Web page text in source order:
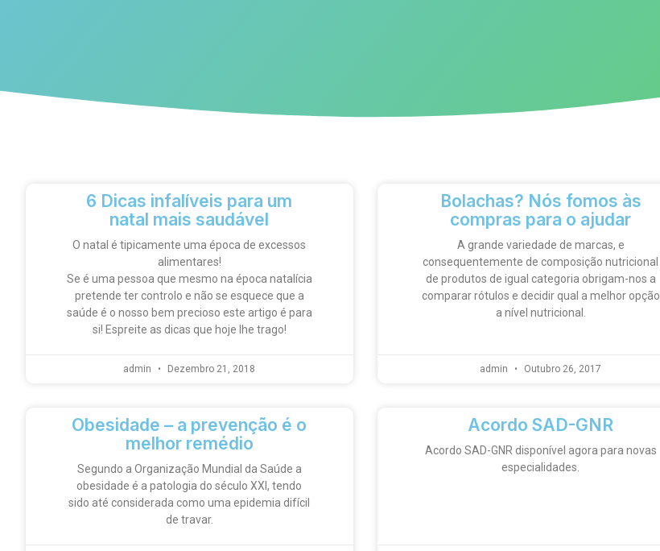
6 Dicas infalíveis para um
natal mais saudável
O natal é tipicamente uma época de excessos
alimentares!
Se é uma pessoa que mesmo na época natalícia
pretende ter controlo e não se esquece que a
saúde é o nosso bem precioso este artigo é para
si! Espreite as dicas que hoje lhe trago!
admin Dezembro 21, 2018
Bolachas? Nós fomos às
compras para o ajudar
A grande variedade de marcas, e
consequentemente de composição nutricional
de produtos de igual categoria obrigam-nos a
comparar rótulos e decidir qual a melhor opção
a nível nutricional.
admin Outubro 26, 2017
Obesidade – a prevenção é o
melhor remédio
Segundo a Organização Mundial da Saúde a
obesidade é a patologia do século XXI, tendo
sido até considerada como uma epidemia difícil
de travar.
Acordo SAD-GNR
Acordo SAD-GNR disponível agora para novas
especialidades.